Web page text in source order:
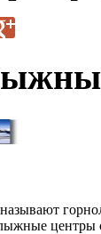
называют
центры